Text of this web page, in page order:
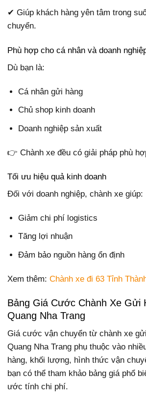
✔ Giúp khách hàng yên tâm trong
chuyển.
Phù hợp cho cá nhân và doanh
Dù bạn là:
Cá nhân gửi hàng
Chủ shop kinh doanh
Doanh nghiệp sản xuất
👉 Chành xe đều có giải pháp phù
Tối ưu hiệu quả kinh doanh
Đối với doanh nghiệp, chành xe giúp:
Giảm chi phí logistics
Tăng lợi nhuận
Đảm bảo nguồn hàng ổn định
Xem thêm: Chành xe đi 63 Tỉnh
Bảng Giá Cước Chành Xe Gửi
Quang Nha Trang
Giá cước vận chuyển từ chành xe
Quang Nha Trang phụ thuộc vào
hàng, khối lượng, hình thức vận
bạn có thể tham khảo bảng giá phổ
ước tính chi phí.